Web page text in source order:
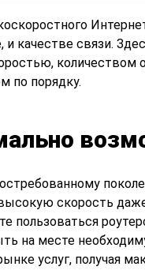
качестве связи.
по порядку.
скорость
пользоваться
на месте
услуг, получая